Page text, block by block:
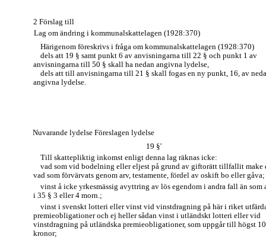
2 Förslag till
Lag om ändring i kommunalskattelagen (1928:370)
Härigenom föreskrivs i fråga om kommunalskattelagen (1928:370)
dels att 19 § samt punkt 6 av anvisningarna till 22 § och punkt 1 av
anvisningarna till 50 § skall ha nedan angivna lydelse,
dels att till anvisningarna till 21 § skall fogas en ny punkt, 16, av
angivna lydelse.
Nuvarande lydelse Föreslagen lydelse
19 §'
Till skattepliktig inkomst enligt denna lag räknas icke:
vad som vid bodelning eller eljest på grund av giftorätt tillfallit make
vad som förvärvats genom arv, testamente, fördel av oskift bo eller gåva;
vinst å icke yrkesmässig avyttring av lös egendom i andra fall än som
i 35 § 3 eller 4 morn.;
vinst i svenskt lotteri eller vinst vid vinstdragning på här i riket
premieobligationer och ej heller sådan vinst i utländskt lotteri eller vid
vinstdragning på utländska premieobligationer, som uppgår till högst
kronor;